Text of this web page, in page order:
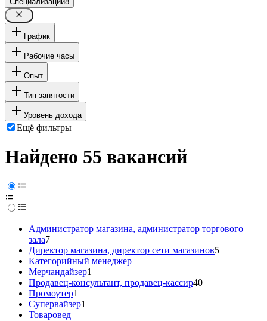
График
Рабочие часы
Опыт
Тип занятости
Уровень дохода
Ещё фильтры
Найдено 55 вакансий
Администратор магазина, администратор торгового
зала7
Директор магазина, директор сети магазинов5
Категорийный менеджер
Мерчандайзер1
Продавец-консультант, продавец-кассир40
Промоутер1
Супервайзер1
Товаровед